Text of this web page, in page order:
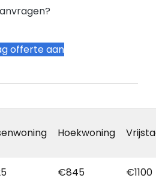
offerte aan
Hoekwoning
€845
€1100